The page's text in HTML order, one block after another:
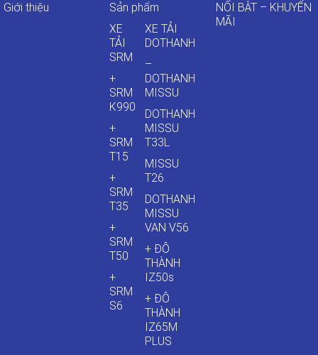
Giới thiệu
Sản phẩm
XE
TẢI
SRM
+
SRM
K990
+
SRM
T15
+
SRM
T35
+
SRM
T50
+
SRM
S6
XE TẢI
DOTHANH
–
DOTHANH
MISSU
DOTHANH
MISSU
T33L
MISSU
T26
DOTHANH
MISSU
VAN V56
+ ĐÔ
THÀNH
IZ50s
+ ĐÔ
THÀNH
IZ65M
PLUS
NỔI BẬT – KHUYẾN
MÃI